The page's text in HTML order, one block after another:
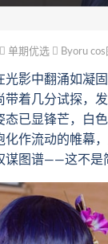
单期优选 Byoru
影中翻涌如凝固
带着几分试探，
态已显锋芒，白
化作流动的帷幕
谋图谱——这不是